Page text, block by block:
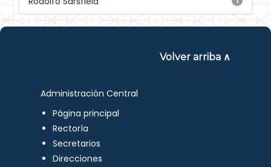
Volver arriba ∧
Administración Central
Página principal
Rectoría
Secretarios
Direcciones